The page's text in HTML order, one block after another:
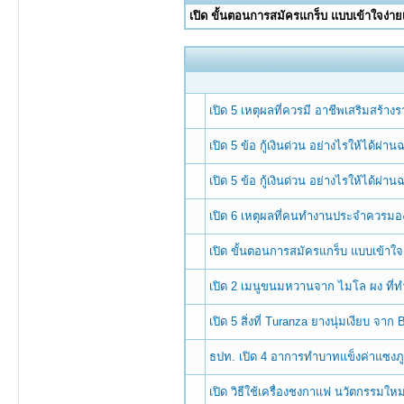
เปิด ขั้นตอนการสมัครแกร็บ แบบเข้าใจง่า
เปิด 5 เหตุผลที่ควรมี อาชีพเสริมสร้าง
เปิด 5 ข้อ กู้เงินด่วน อย่างไรให้ได้ผ่าน
เปิด 5 ข้อ กู้เงินด่วน อย่างไรให้ได้ผ่าน
เปิด 6 เหตุผลที่คนทำงานประจำควรม
เปิด ขั้นตอนการสมัครแกร็บ แบบเข้าใ
เปิด 2 เมนูขนมหวานจาก ไมโล ผง ที่
เปิด 5 สิ่งที่ Turanza ยางนุ่มเงียบ จาก
ธปท. เปิด 4 อาการทำบาทแข็งค่าแซง
เปิด วิธีใช้เครื่องชงกาแฟ นวัตกรรมใ